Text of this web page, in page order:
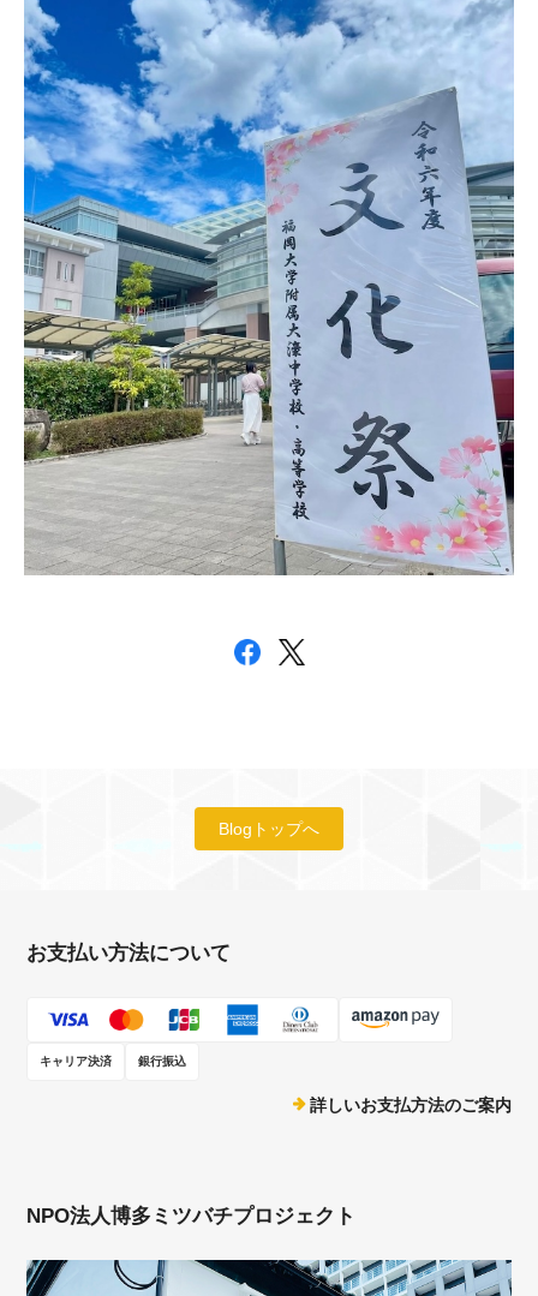
Blogトップへ
お支払い方法について
キャリア決済 銀行振込
詳しいお支払方法のご案内
NPO法人博多ミツバチプロジェクト